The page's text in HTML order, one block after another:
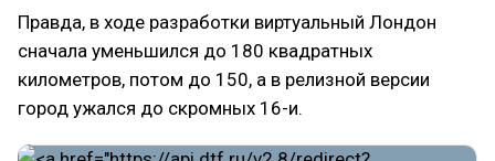
Правда, в ходе разработки виртуальный Лондон
сначала уменьшился до 180 квадратных
километров, потом до 150, а в релизной версии
город ужался до скромных 16-и.